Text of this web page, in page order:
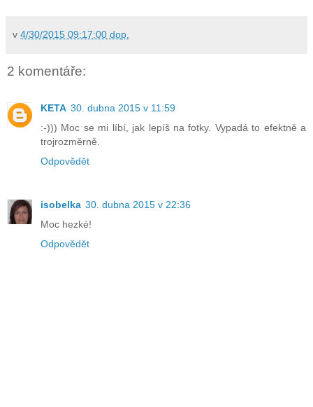
v 4/30/2015 09:17:00 dop.
2 komentáře:
KETA 30. dubna 2015 v 11:59
:-))) Moc se mi líbí, jak lepíš na fotky. Vypadá to efektně a
trojrozměrně.
Odpovědět
isobelka 30. dubna 2015 v 22:36
Moc hezké!
Odpovědět